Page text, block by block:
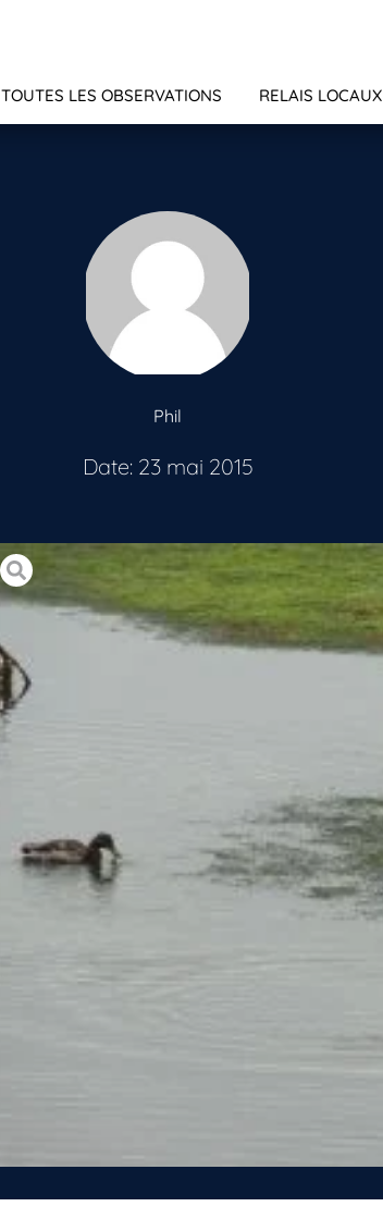
TOUTES LES OBSERVATIONS RELAIS LOCAUX
Phil
Date: 23 mai 2015